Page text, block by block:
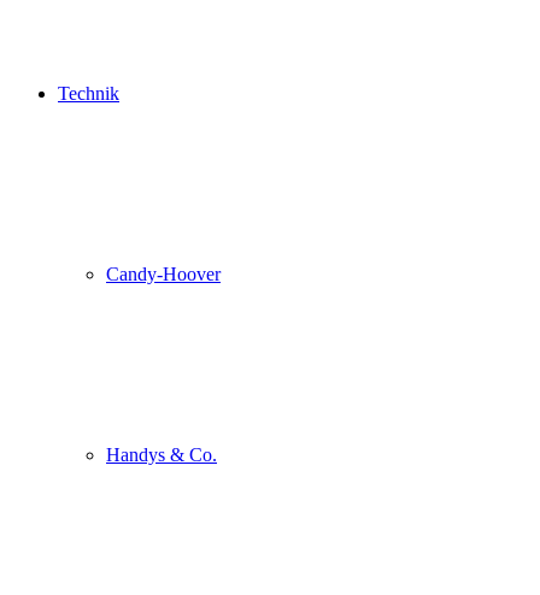
Technik
Candy-Hoover
Handys & Co.